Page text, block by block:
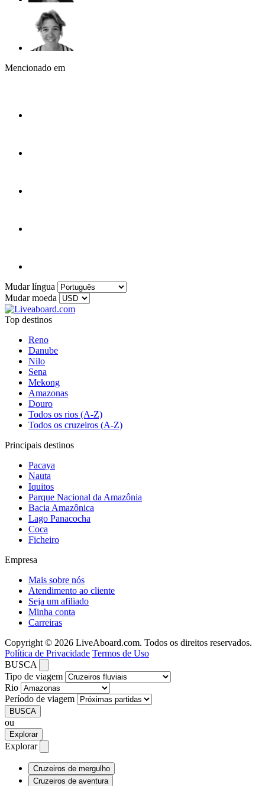
Mencionado em
Mudar língua
Mudar moeda
Top destinos
Reno
Danube
Nilo
Sena
Mekong
Amazonas
Douro
Todos os rios (A-Z)
Todos os cruzeiros (A-Z)
Principais destinos
Pacaya
Nauta
Iquitos
Parque Nacional da Amazônia
Bacia Amazônica
Lago Panacocha
Coca
Ficheiro
Empresa
Mais sobre nós
Atendimento ao cliente
Seja um afiliado
Minha conta
Carreiras
Copyright © 2026 LiveAboard.com. Todos os direitos reservados.
Política de Privacidade Termos de Uso
BUSCA
Tipo de viagem
Rio
Período de viagem
BUSCA
ou
Explorar
Explorar
Cruzeiros de mergulho
Cruzeiros de aventura